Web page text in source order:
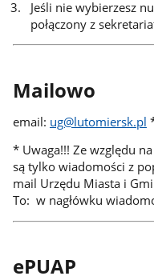
Jeśli nie wybierzesz
połączony z
Mailowo
email: ug@lutomiersk.pl
* Uwaga!!! Ze względu
są tylko wiadomości z
mail Urzędu Miasta i
To: w nagłówku
ePUAP